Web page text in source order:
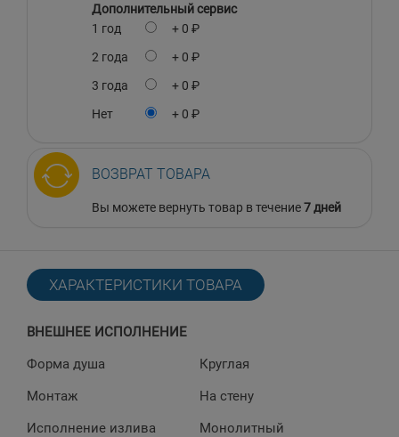
Дополнительный сервис
1 год
+ 0 ₽
2 года
+ 0 ₽
3 года
+ 0 ₽
Нет
+ 0 ₽
ВОЗВРАТ ТОВАРА
Вы можете вернуть товар в течение7 дней
ХАРАКТЕРИСТИКИ ТОВАРА
ВНЕШНЕЕ ИСПОЛНЕНИЕ
Форма душа
Круглая
Монтаж
На стену
Исполнение излива
Монолитный